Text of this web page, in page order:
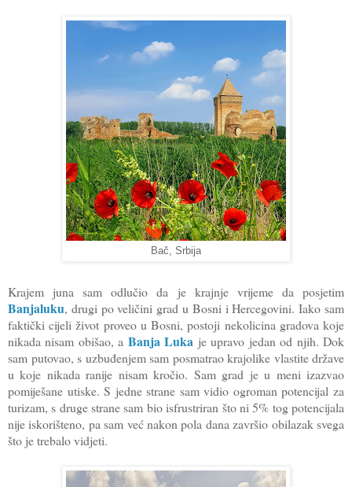
Bač, Srbija
Krajem juna sam odlučio da je krajnje vrijeme da posjetim
Banjaluku, drugi po veličini grad u Bosni i Hercegovini. Iako sam
faktički cijeli život proveo u Bosni, postoji nekolicina gradova koje
nikada nisam obišao, a Banja Luka je upravo jedan od njih. Dok
sam putovao, s uzbuđenjem sam posmatrao krajolike vlastite države
u koje nikada ranije nisam kročio. Sam grad je u meni izazvao
pomiješane utiske. S jedne strane sam vidio ogroman potencijal za
turizam, s druge strane sam bio isfrustriran što ni 5% tog potencijala
nije iskorišteno, pa sam već nakon pola dana završio obilazak svega
što je trebalo vidjeti.